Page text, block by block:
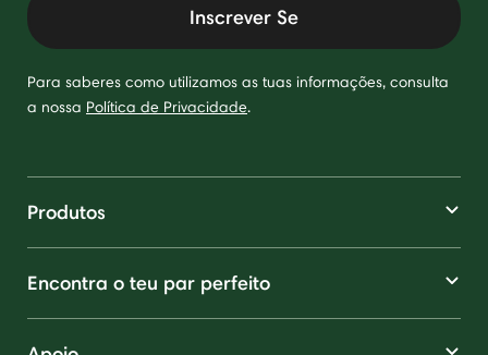
Inscrever Se
Para saberes como utilizamos as tuas informações, consulta
a nossa Política de Privacidade.
Produtos
Encontra o teu par perfeito